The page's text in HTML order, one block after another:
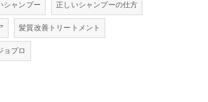
シャンプー 正しいシャンプーの仕方
髪質改善トリートメント
ョプロ